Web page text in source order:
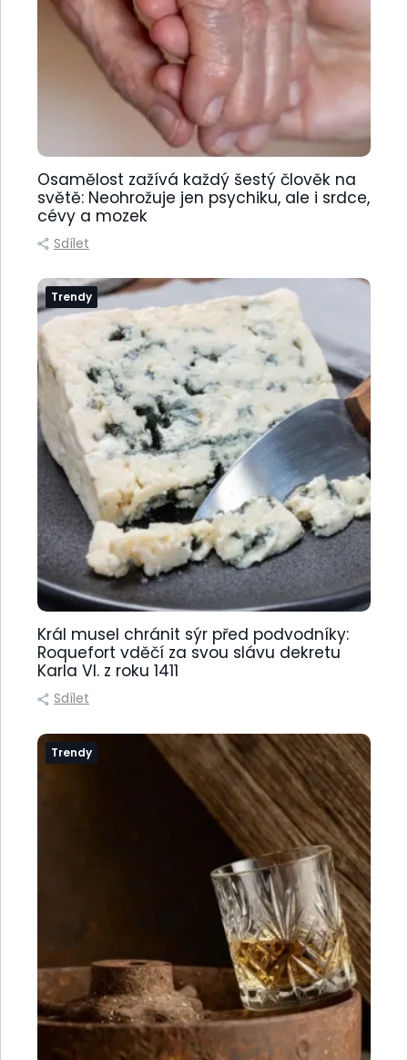
Osamělost zažívá každý šestý člověk na
světě: Neohrožuje jen psychiku, ale i srdce,
cévy a mozek
Sdílet
Trendy
Král musel chránit sýr před podvodníky:
Roquefort vděčí za svou slávu dekretu
Karla VI. z roku 1411
Sdílet
Trendy